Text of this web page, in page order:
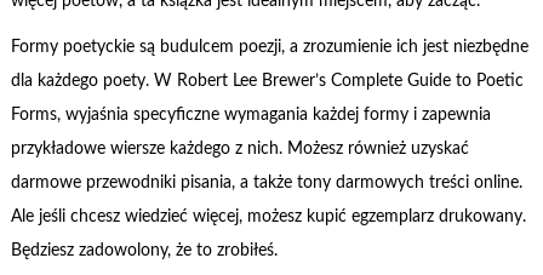
Formy poetyckie są budulcem poezji, a zrozumienie ich jest niezbędne
dla każdego poety. W Robert Lee Brewer’s Complete Guide to Poetic
Forms, wyjaśnia specyficzne wymagania każdej formy i zapewnia
przykładowe wiersze każdego z nich. Możesz również uzyskać
darmowe przewodniki pisania, a także tony darmowych treści online.
Ale jeśli chcesz wiedzieć więcej, możesz kupić egzemplarz drukowany.
Będziesz zadowolony, że to zrobiłeś.